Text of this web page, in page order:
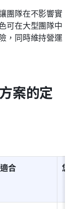
團隊在不影響實
可在大型團隊中
，同時維持營運
案的定
合 您